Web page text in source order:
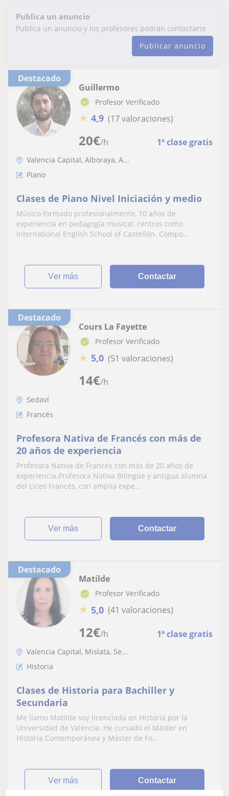
Publica un anuncio
Publica un anuncio y los profesores podrán contactarte
Publicar anuncio
Destacado
20€/h 1ª clase gratis
Guillermo
Profesor Verificado
★ 4,9 (17 valoraciones)
Valencia Capital, Alboraya, A...
Piano
Clases de Piano Nivel Iniciación y medio
Músico formado profesionalmente, 10 años de
experiencia en pedagogía musical, centros como
International English School of Castellón. Compo...
ver más Contactar
Destacado
14€/h
Cours La Fayette
Profesor Verificado
★ 5,0 (51 valoraciones)
Sedaví
Francés
Profesora Nativa de Francés con más de
20 años de experiencia
Profesora Nativa de Francés con más de 20 años de
experiencia.Profesora Nativa Bilingüe y antigua alumna
del Liceo Francés, con amplia expe...
ver más Contactar
Destacado
12€/h 1ª clase gratis
Matilde
Profesor Verificado
★ 5,0 (41 valoraciones)
Valencia Capital, Mislata, Se...
Historia
Clases de Historia para Bachiller y
Secundaria
Me llamo Matilde soy licenciada en Historia por la
Universidad de Valencia. He cursado el Máster en
Historia Contemporánea y Máster de Fo...
ver más Contactar